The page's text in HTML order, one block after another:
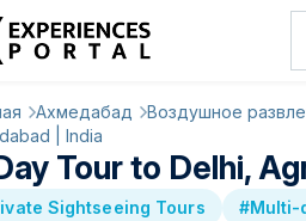
Ахмедабад Воздушное
| India
Tour to Delhi,
Sightseeing Tours #Multi-